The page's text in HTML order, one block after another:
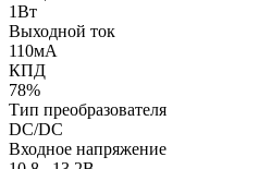
1Вт
Выходной ток
110мА
КПД
78%
Тип преобразователя
DC/DC
Входное напряжение